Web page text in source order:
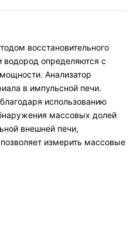
восстановительного
водород определяются с
Анализатор
в импульсной печи.
использованию
массовых долей
внешней печи,
измерить массовые